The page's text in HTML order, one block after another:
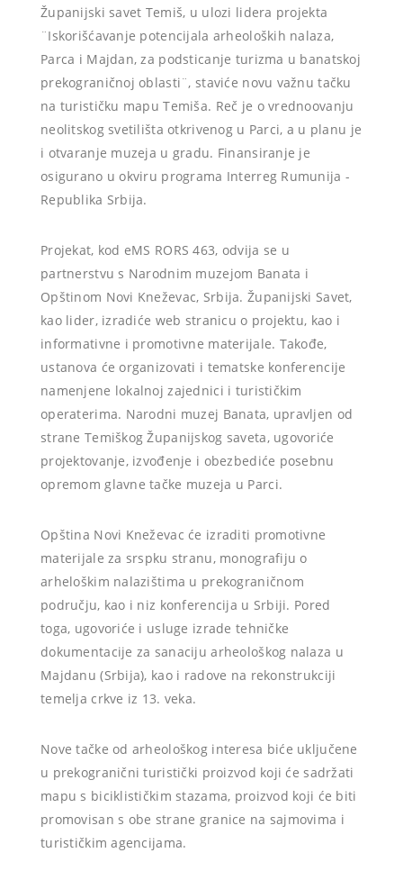
Županijski savet Temiš, u ulozi lidera projekta
¨Iskorišćavanje potencijala arheoloških nalaza,
Parca i Majdan, za podsticanje turizma u banatskoj
prekograničnoj oblasti¨, staviće novu važnu tačku
na turističku mapu Temiša. Reč je o vrednoovanju
neolitskog svetilišta otkrivenog u Parci, a u planu je
i otvaranje muzeja u gradu. Finansiranje je
osigurano u okviru programa Interreg Rumunija -
Republika Srbija.
Projekat, kod eMS RORS 463, odvija se u
partnerstvu s Narodnim muzejom Banata i
Opštinom Novi Kneževac, Srbija. Županijski Savet,
kao lider, izradiće web stranicu o projektu, kao i
informativne i promotivne materijale. Takođe,
ustanova će organizovati i tematske konferencije
namenjene lokalnoj zajednici i turističkim
operaterima. Narodni muzej Banata, upravljen od
strane Temiškog Županijskog saveta, ugovoriće
projektovanje, izvođenje i obezbediće posebnu
opremom glavne tačke muzeja u Parci.
Opština Novi Kneževac će izraditi promotivne
materijale za srspku stranu, monografiju o
arheloškim nalazištima u prekograničnom
području, kao i niz konferencija u Srbiji. Pored
toga, ugovoriće i usluge izrade tehničke
dokumentacije za sanaciju arheološkog nalaza u
Majdanu (Srbija), kao i radove na rekonstrukciji
temelja crkve iz 13. veka.
Nove tačke od arheološkog interesa biće uključene
u prekogranični turistički proizvod koji će sadržati
mapu s biciklističkim stazama, proizvod koji će biti
promovisan s obe strane granice na sajmovima i
turističkim agencijama.